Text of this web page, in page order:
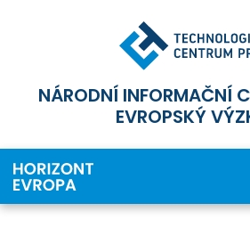
NÁRODNÍ INFORMAČNÍ
EVROPSKÝ